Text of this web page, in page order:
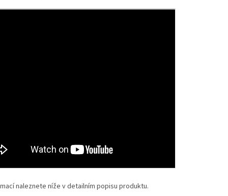
naleznete níže v detailním popisu produktu.